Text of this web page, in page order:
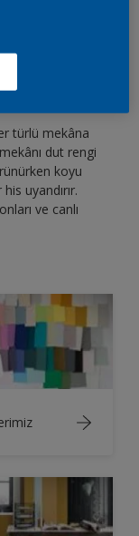
türlü mekâna
dut rengi
koyu
uyandırır.
ve canlı